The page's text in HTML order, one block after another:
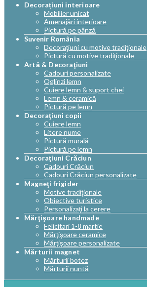
Decorațiuni interioare
Mobilier unicat
Amenajări interioare
Pictură pe pânză
Suvenir România
Decoraţiuni cu motive tradiţionale
Pictură cu motive tradiţionale
Artă & Decoraţiuni
Cadouri personalizate
Oglinzi lemn
Cuiere lemn & suport chei
Lemn & ceramică
Pictură pe lemn
Decoraţiuni copii
Cuiere lemn
Litere nume
Pictură murală
Pictură pe lemn
Decoraţiuni Crăciun
Cadouri Crăciun
Cadouri Crăciun personalizate
Magneţi frigider
Motive tradiţionale
Obiective turistice
Personalizaţi la cerere
Mărţişoare handmade
Felicitari 1-8 martie
Mărţişoare ceramice
Mărţişoare personalizate
Mărturii magnet
Mărturii botez
Mărturii nuntă